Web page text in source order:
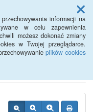
informacji na
w celu zapewnienia
możesz dokonać zmiany
w Twojej przeglądarce.
plików cookies
Menu